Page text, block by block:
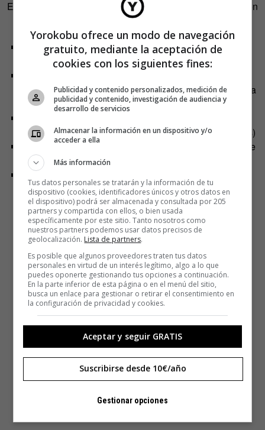
Expocómic podrán apreciar y probar en el Yoga™ Book son
las siguientes:
lápizdigital Real Pen permite escribir en papel y
digitalizar los trazos a tiempo real en la pantalla
cuando se necesita, ofrece una experiencia sensorial a
la hora de escribir
(cerrado tiene un grosor de 9,6mm y pesa 690 gramos)
Su
productividad
es equiparable a la de un portátil de
alto rendimiento
desplazamientos sin llevarse el cargador
Yorokobu ofrece un modo de navegación
gratuito, mediante la aceptación de
cookies con los siguientes fines:
Publicidad y contenido personalizados, medición de
publicidad y contenido, investigación de audiencia y
desarrollo de servicios
Almacenar la información en un dispositivo y/o
acceder a ella
Más información
Tus datos personales se tratarán y la información de tu
dispositivo (cookies, identificadores únicos y otros datos en
el dispositivo) podrá ser almacenada y consultada por 205
partners y compartida con ellos, o bien usada
específicamente por este sitio. Tanto nosotros como
nuestros partners podemos usar datos precisos de
geolocalización. Lista de partners.
Es posible que algunos proveedores traten tus datos
personales en virtud de un interés legítimo, algo a lo que
puedes oponerte gestionando tus opciones a continuación.
En la parte inferior de esta página o en el menú del sitio,
busca un enlace para gestionar o retirar el consentimiento en
la configuración de privacidad y cookies.
Aceptar y seguir GRATIS
Suscribirse desde 10€/año
Gestionar opciones